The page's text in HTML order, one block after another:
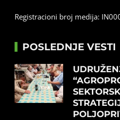
Registracioni broj medija:
POSLEDNJE VESTI